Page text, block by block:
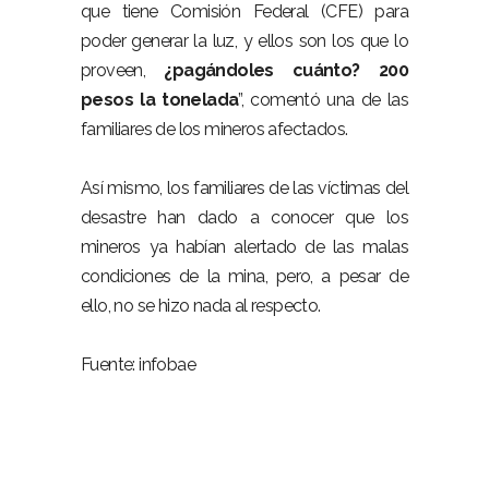
que tiene Comisión Federal (CFE) para
poder generar la luz, y ellos son los que lo
proveen, ¿pagándoles cuánto? 200
pesos la tonelada”, comentó una de las
familiares de los mineros afectados.
Así mismo, los familiares de las víctimas del
desastre han dado a conocer que los
mineros ya habían alertado de las malas
condiciones de la mina, pero, a pesar de
ello, no se hizo nada al respecto.
Fuente: infobae